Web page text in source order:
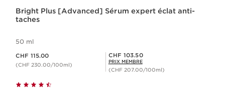
Bright Plus [Advanced] Sérum expert éclat anti-
taches
50 ml
CHF 115.00
(CHF 230.00/100ml)
Prix Sérénité CHF 103.50
CHF 103.50
PRIX MEMBRE
(CHF 207.00/100ml)